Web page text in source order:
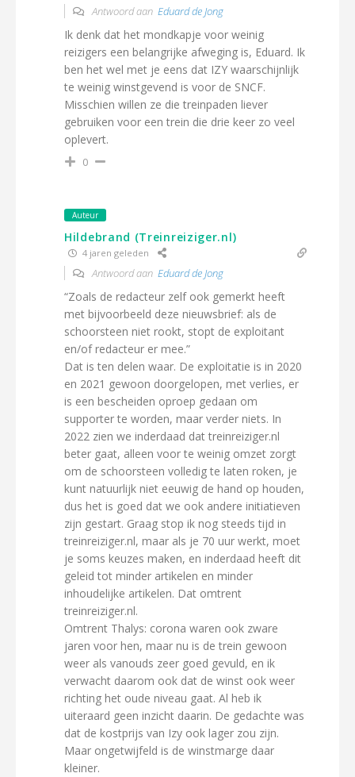
Antwoord aan Eduard de Jong
Ik denk dat het mondkapje voor weinig
reizigers een belangrijke afweging is, Eduard. Ik
ben het wel met je eens dat IZY waarschijnlijk
te weinig winstgevend is voor de SNCF.
Misschien willen ze die treinpaden liever
gebruiken voor een trein die drie keer zo veel
oplevert.
0
Auteur
Hildebrand (Treinreiziger.nl)
4 jaren geleden
Antwoord aan Eduard de Jong
“Zoals de redacteur zelf ook gemerkt heeft
met bijvoorbeeld deze nieuwsbrief: als de
schoorsteen niet rookt, stopt de exploitant
en/of redacteur er mee.”
Dat is ten delen waar. De exploitatie is in 2020
en 2021 gewoon doorgelopen, met verlies, er
is een bescheiden oproep gedaan om
supporter te worden, maar verder niets. In
2022 zien we inderdaad dat treinreiziger.nl
beter gaat, alleen voor te weinig omzet zorgt
om de schoorsteen volledig te laten roken, je
kunt natuurlijk niet eeuwig de hand op houden,
dus het is goed dat we ook andere initiatieven
zijn gestart. Graag stop ik nog steeds tijd in
treinreiziger.nl, maar als je 70 uur werkt, moet
je soms keuzes maken, en inderdaad heeft dit
geleid tot minder artikelen en minder
inhoudelijke artikelen. Dat omtrent
treinreiziger.nl.
Omtrent Thalys: corona waren ook zware
jaren voor hen, maar nu is de trein gewoon
weer als vanouds zeer goed gevuld, en ik
verwacht daarom ook dat de winst ook weer
richting het oude niveau gaat. Al heb ik
uiteraard geen inzicht daarin. De gedachte was
dat de kostprijs van Izy ook lager zou zijn.
Maar ongetwijfeld is de winstmarge daar
kleiner.